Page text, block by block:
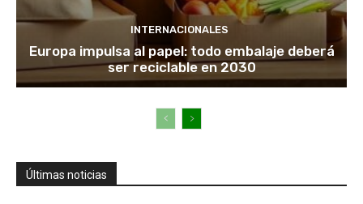
INTERNACIONALES
Europa impulsa al papel: todo embalaje deberá
ser reciclable en 2030
Últimas noticias